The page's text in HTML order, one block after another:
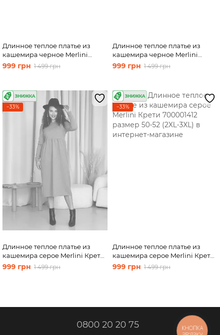
Длинное теплое платье из
кашемира черное Merlini
Крети 700001411 размер 50-52
(2XL-3XL)
999 грн 1 499 грн
Длинное теплое платье из
кашемира черное Merlini
Крети 700001411 размер 54-56
(4XL-5XL)
999 грн 1 499 грн
−33%
Длинное теплое платье из
кашемира серое Merlini Крети
700001412 размер 42-44 (S-M)
999 грн 1 499 грн
−33%
Длинное теплое платье из
кашемира серое Merlini Крети
700001412 размер 50-52 (2XL-
999 грн 1 499 грн
0800 20 20 75
КНОПКА